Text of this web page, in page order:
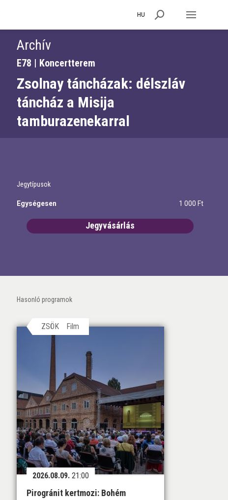
HU
Archív
E78 | Koncertterem
Zsolnay táncházak: délszláv
táncház a Misija
tamburazenekarral
Jegytípusok
Egységesen 1 000 Ft
Jegyvásárlás
Hasonló programok
ZSÖK Film
2026.08.09. 21:00
Pirogránit kertmozi: Bohém